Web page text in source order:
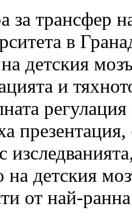
за трансфер
в
детския
и
на детския
от най-ранна